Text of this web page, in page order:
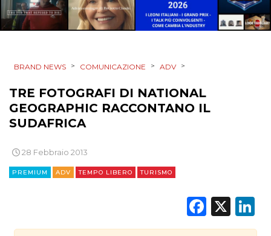
PRODOTTI
PUNTI VENDITA
CSR
STRATEGIE
CINEMA
BRAND NEWS > COMUNICAZIONE > ADV >
TRE FOTOGRAFI DI NATIONAL
GEOGRAPHIC RACCONTANO IL
SUDAFRICA
28 Febbraio 2013
PREMIUM ADV TEMPO LIBERO TURISMO
X